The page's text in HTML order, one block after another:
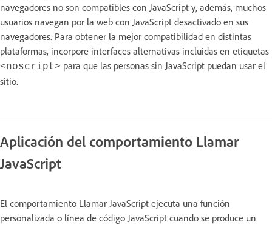
navegadores no son compatibles con JavaScript y, además, muchos
usuarios navegan por la web con JavaScript desactivado en sus
navegadores. Para obtener la mejor compatibilidad en distintas
plataformas, incorpore interfaces alternativas incluidas en etiquetas
<noscript> para que las personas sin JavaScript puedan usar el
sitio.
Aplicación del comportamiento Llamar
JavaScript
El comportamiento Llamar JavaScript ejecuta una función
personalizada o línea de código JavaScript cuando se produce un